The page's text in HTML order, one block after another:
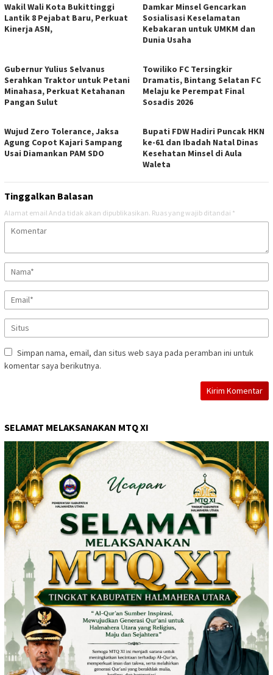
Wakil Wali Kota Bukittinggi
Lantik 8 Pejabat Baru, Perkuat
Kinerja ASN,
Damkar Minsel Gencarkan
Sosialisasi Keselamatan
Kebakaran untuk UMKM dan
Dunia Usaha
Gubernur Yulius Selvanus
Serahkan Traktor untuk Petani
Minahasa, Perkuat Ketahanan
Pangan Sulut
Towiliko FC Tersingkir
Dramatis, Bintang Selatan FC
Melaju ke Perempat Final
Sosadis 2026
Wujud Zero Tolerance, Jaksa
Agung Copot Kajari Sampang
Usai Diamankan PAM SDO
Bupati FDW Hadiri Puncak HKN
ke-61 dan Ibadah Natal Dinas
Kesehatan Minsel di Aula
Waleta
Tinggalkan Balasan
Alamat email Anda tidak akan dipublikasikan. Ruas yang wajib ditandai *
Simpan nama, email, dan situs web saya pada peramban ini untuk
komentar saya berikutnya.
SELAMAT MELAKSANAKAN MTQ XI